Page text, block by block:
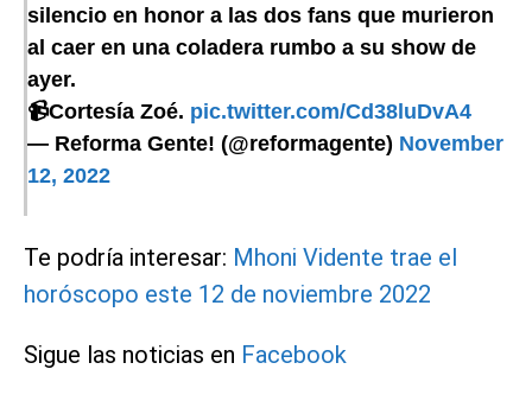
silencio en honor a las dos fans que murieron
al caer en una coladera rumbo a su show de
ayer.
📹Cortesía Zoé. pic.twitter.com/Cd38luDvA4
— Reforma Gente! (@reformagente) November
12, 2022
Te podría interesar: Mhoni Vidente trae el
horóscopo este 12 de noviembre 2022
Sigue las noticias en Facebook